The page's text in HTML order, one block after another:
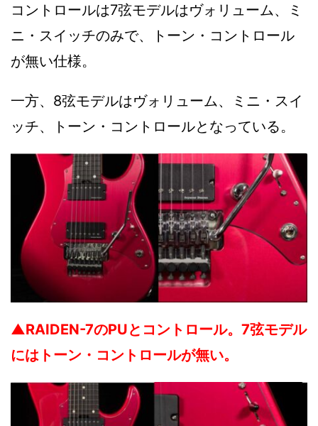
コントロールは7弦モデルはヴォリューム、ミ
ニ・スイッチのみで、トーン・コントロール
が無い仕様。
一方、8弦モデルはヴォリューム、ミニ・スイ
ッチ、トーン・コントロールとなっている。
▲RAIDEN-7のPUとコントロール。7弦モデル
にはトーン・コントロールが無い。